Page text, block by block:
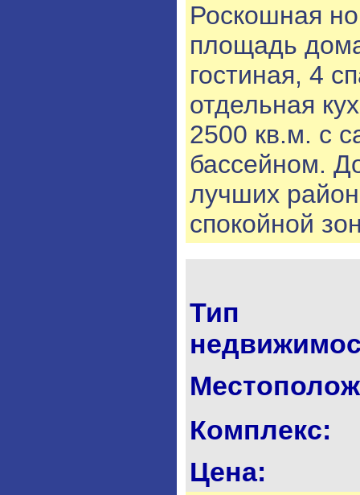
Роскошная
площадь
гостиная, 4
отдельная
2500 кв.м. с
бассейном.
лучших
спокойной
Тип
Комплекс:
Цена: